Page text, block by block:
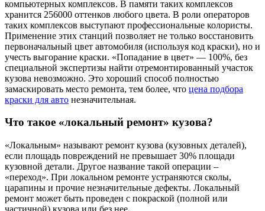
компьютерных комплексов. В памяти таких комплексов
хранится 256000 оттенков любого цвета. В роли операторов
таких комплексов выступают профессиональные колористы.
Применение этих станций позволяет не только восстановить
первоначальный цвет автомобиля (используя код краски), но и
учесть выгорание краски. «Попадание в цвет» — 100%, без
специальной экспертизы найти отремонтированный участок
кузова невозможно. Это хороший способ полностью
замаскировать место ремонта, тем более, что цена подбора
краски для авто незначительная.
Что такое «локальный ремонт» кузова?
«Локальным» называют ремонт кузова (кузовных деталей),
если площадь повреждений не превышает 30% площади
кузовной детали. Другое название такой операции –
«переход». При локальном ремонте устраняются сколы,
царапины и прочие незначительные дефекты. Локальный
ремонт может быть проведен с покраской (полной или